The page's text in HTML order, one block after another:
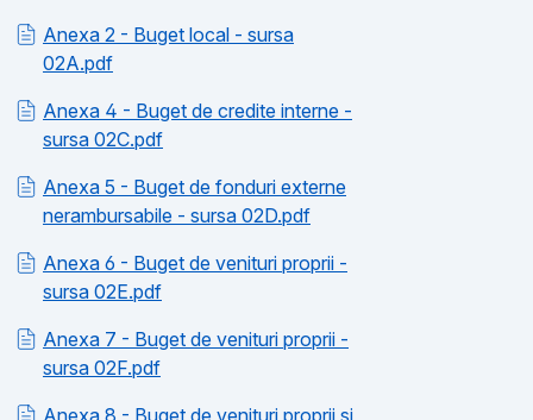
Anexa 2 - Buget local - sursa
02A.pdf
Anexa 4 - Buget de credite interne -
sursa 02C.pdf
Anexa 5 - Buget de fonduri externe
nerambursabile - sursa 02D.pdf
Anexa 6 - Buget de venituri proprii -
sursa 02E.pdf
Anexa 7 - Buget de venituri proprii -
sursa 02F.pdf
Anexa 8 - Buget de venituri proprii si